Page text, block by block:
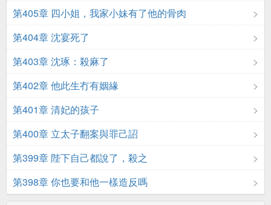
第405章 四小姐，我家小妹有了他的骨肉
第404章 沈宴死了
第403章 沈琢：殺麻了
第402章 他此生冇有姻緣
第401章 清妃的孩子
第400章 立太子翻案與罪己詔
第399章 陛下自己都說了，殺之
第398章 你也要和他一樣造反嗎